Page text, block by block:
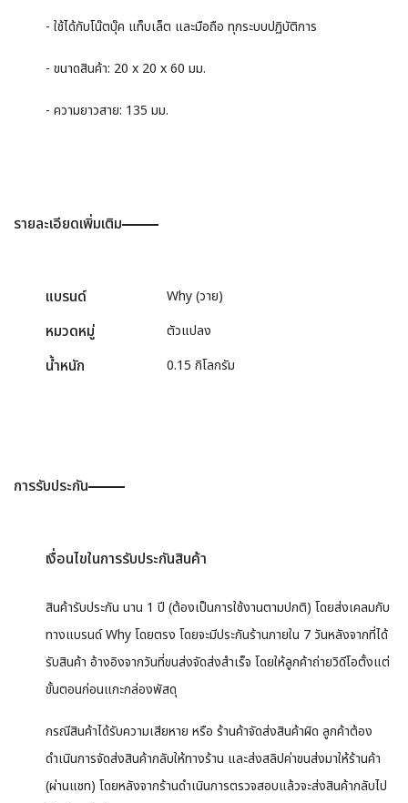
- ใช้ได้กับโน๊ตบุ๊ค แท็บเล็ต และมือถือ ทุกระบบปฏิบัติการ
- ขนาดสินค้า: 20 x 20 x 60 มม.
- ความยาวสาย: 135 มม.
รายละเอียดเพิ่มเติม
แบรนด์ Why (วาย)
หมวดหมู่ ตัวแปลง
น้ำหนัก 0.15 กิโลกรัม
การรับประกัน
เงื่อนไขในการรับประกันสินค้า
สินค้ารับประกัน นาน 1 ปี (ต้องเป็นการใช้งานตามปกติ) โดยส่งเคลมกับ
ทางแบรนด์ Why โดยตรง โดยจะมีประกันร้านภายใน 7 วันหลังจากที่ได้
รับสินค้า อ้างอิงจากวันที่ขนส่งจัดส่งสำเร็จ โดยให้ลูกค้าถ่ายวิดีโอตั้งแต่
ขั้นตอนก่อนแกะกล่องพัสดุ
กรณีสินค้าได้รับความเสียหาย หรือ ร้านค้าจัดส่งสินค้าผิด ลูกค้าต้อง
ดำเนินการจัดส่งสินค้ากลับให้ทางร้าน และส่งสลิปค่าขนส่งมาให้ร้านค้า
(ผ่านแชท) โดยหลังจากร้านดำเนินการตรวจสอบแล้วจะส่งสินค้ากลับไป